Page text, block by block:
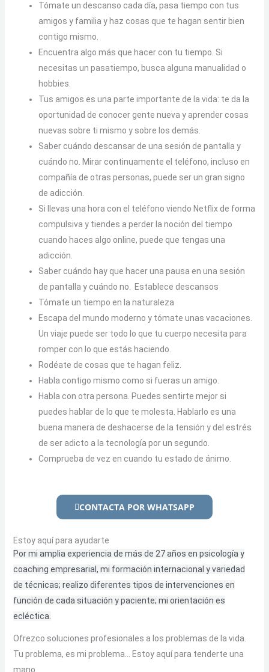
Tómate un descanso cada día, pasa tiempo con tus
amigos y familia y haz cosas que te hagan sentir bien
contigo mismo.
Encuentra algo más que hacer con tu tiempo. Si
necesitas un pasatiempo, busca alguna manualidad o
hobbies.
Tus amigos es una parte importante de la vida: te da la
oportunidad de conocer gente nueva y aprender cosas
nuevas sobre ti mismo y sobre los demás.
Saber cuándo descansar de una sesión de pantalla y
cuándo no. Mirar continuamente el teléfono, incluso en
compañía de otras personas, puede ser un gran signo
de adicción.
Si llevas una hora con el teléfono viendo Netflix de forma
compulsiva y tiendes a perder la noción del tiempo
cuando haces algo online, puede que tengas una
adicción.
Saber cuándo hay que hacer una pausa en una sesión
de pantalla y cuándo no. Establece descansos
Tómate un tiempo en la naturaleza
Escapa del mundo moderno y tómate unas vacaciones.
Un viaje puede ser todo lo que tu cuerpo necesita para
romper con lo que estás haciendo.
Rodéate de cosas que te hagan feliz.
Habla contigo mismo como si fueras un amigo.
Habla con otra persona. Puedes sentirte mejor si
puedes hablar de lo que te molesta. Hablarlo es una
buena manera de deshacerse de la tensión y del estrés
de ser adicto a la tecnología por un segundo.
Comprueba de vez en cuando tu estado de ánimo.
CONTACTA POR WHATSAPP
Estoy aquí para ayudarte
Por mi amplia experiencia de más de 27 años en psicología y
coaching empresarial, mi formación internacional y variedad
de técnicas; realizo diferentes tipos de intervenciones en
función de cada situación y paciente; mi orientación es
ecléctica.
Ofrezco soluciones profesionales a los problemas de la vida.
Tu problema, es mi problema… Estoy aquí para tenderte una
mano.